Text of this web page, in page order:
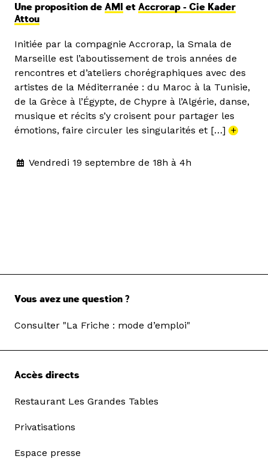
Une proposition de AMI et Accrorap - Cie Kader
Attou
Initiée par la compagnie Accrorap, la Smala de
Marseille est l’aboutissement de trois années de
rencontres et d’ateliers chorégraphiques avec des
artistes de la Méditerranée : du Maroc à la Tunisie,
de la Grèce à l’Égypte, de Chypre à l’Algérie, danse,
musique et récits s’y croisent pour partager les
émotions, faire circuler les singularités et […] +
Vendredi 19 septembre de 18h à 4h
Vous avez une question ?
Consulter "La Friche : mode d’emploi"
Accès directs
Restaurant Les Grandes Tables
Privatisations
Espace presse